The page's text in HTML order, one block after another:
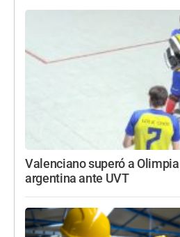
Valenciano superó a
argentina ante UVT